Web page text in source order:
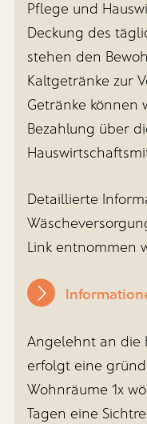
Pflege und
Deckung des
stehen den
Kaltgetränke zur
Getränke können
Bezahlung über
Detaillierte
Link entnommen
Angelehnt an die
erfolgt eine
Wohnräume 1x
Tagen eine